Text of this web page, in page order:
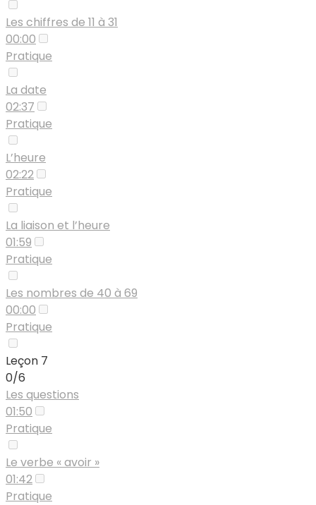
Les chiffres de 11 à 31
00:00
Pratique
La date
02:37
Pratique
L’heure
02:22
Pratique
La liaison et l’heure
01:59
Pratique
Les nombres de 40 à 69
00:00
Pratique
Leçon 7
0/6
Les questions
01:50
Pratique
Le verbe « avoir »
01:42
Pratique